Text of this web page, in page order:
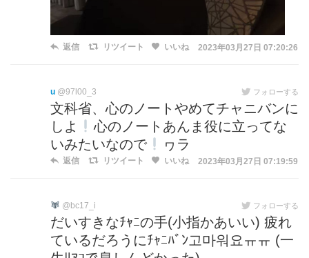
返信 リツイート いいね 2023年03月27日 07:20:26
u @97l00_3 フォローする
文科省、心のノートやめてチャニバンに
しよ
心のノートあんま役に立ってな
いみたいなので
ヮラ
返信 リツイート いいね 2023年03月27日 07:19:59
@bc17_i フォローする
だいすきなﾁｬﾆの手(小指かあいい) 疲れ
ているだろうにﾁｬﾆﾊﾞﾝ고마워요ㅠㅠ (一